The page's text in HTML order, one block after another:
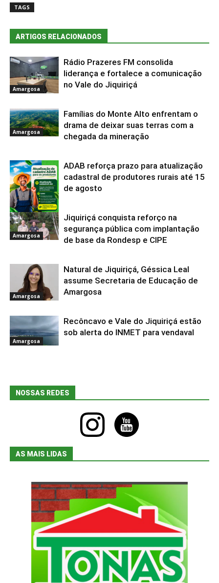
TAGS
ARTIGOS RELACIONADOS
Amargosa
Rádio Prazeres FM consolida
liderança e fortalece a comunicação
no Vale do Jiquiriçá
Amargosa
Famílias do Monte Alto enfrentam o
drama de deixar suas terras com a
chegada da mineração
Amargosa
ADAB reforça prazo para atualização
cadastral de produtores rurais até 15
de agosto
Amargosa
Jiquiriçá conquista reforço na
segurança pública com implantação
de base da Rondesp e CIPE
Amargosa
Natural de Jiquiriçá, Géssica Leal
assume Secretaria de Educação de
Amargosa
Amargosa
Recôncavo e Vale do Jiquiriçá estão
sob alerta do INMET para vendaval
NOSSAS REDES
instagram youtube
AS MAIS LIDAS